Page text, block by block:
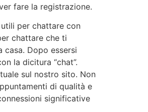
fare la registrazione.
per chattare con
chattare che ti
Dopo essersi
la dicitura “chat”.
sul nostro sito. Non
di qualità e
significative